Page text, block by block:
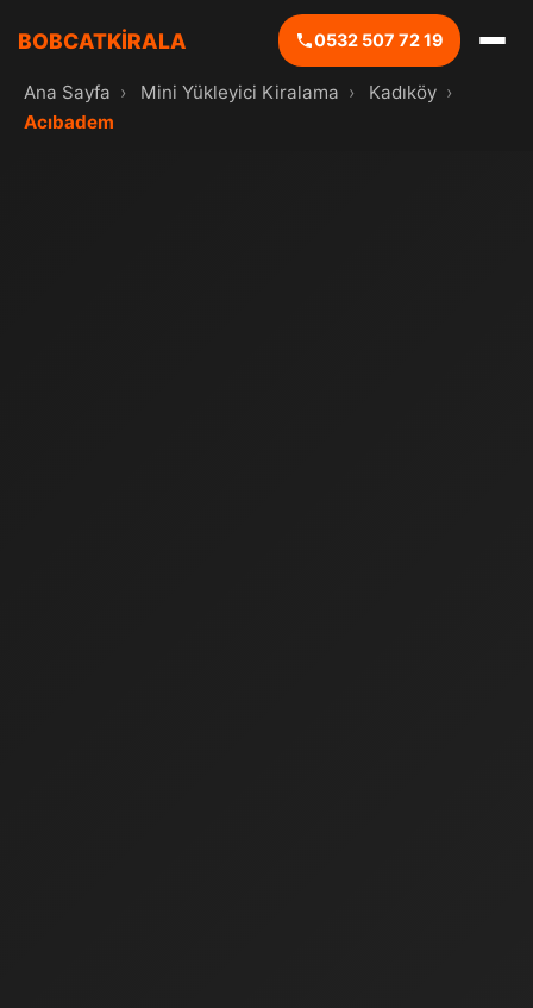
BOBCATKİRALA 0532 507 72 19
Ana Sayfa › Mini Yükleyici Kiralama › Kadıköy ›
Acıbadem